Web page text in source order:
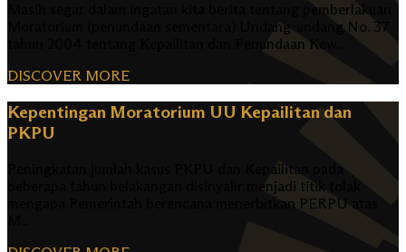
Masih segar dalam ingatan kita berita tentang pemberlakuan
Moratorium (penundaan sementara) Undang-undang No. 37
tahun 2004 tentang Kepailitan dan Penundaan Kew...
DISCOVER MORE
Kepentingan Moratorium UU Kepailitan dan
PKPU
Peningkatan jumlah kasus PKPU dan Kepailitan pada
beberapa tahun belakangan disinyalir menjadi titik tolak
mengapa Pemerintah berencana menerbitkan PERPU atas